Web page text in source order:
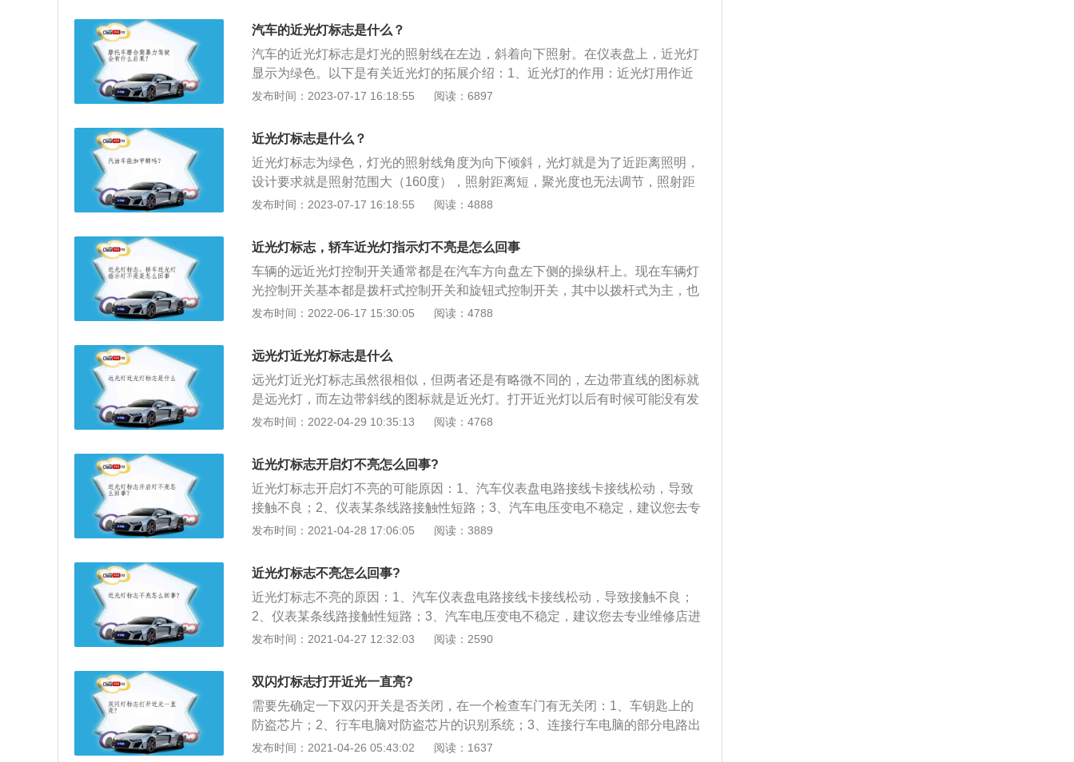
法顺序找出搭铁之处。
直开启；拨回来一个挡位，远光灯关闭，恢复近光灯；再往驾驶员方向拨动一个
挡位，临时远光闪灯，松开开关后，开关自动恢复到近光灯挡位。这个通常用来
提醒对面车道车辆，也就是远近光交替。
汽车的近光灯标志是什么？
汽车的近光灯标志是灯光的照射线在左边，斜着向下照射。在仪表盘上，近光灯
显示为绿色。以下是有关近光灯的拓展介绍：1、近光灯的作用：近光灯用作近
距离照明，照射范围大。使用近光灯便于驾驶人看清夜晚行车时汽车周围的路面
较暗或黎明曙光初现时开车，都必须打开近光灯。（2）如果赶上大雾、下雪或
大雨天气，视线受阴，那么即使在白天也必须打开近光灯。
发布时间：2023-07-17 16:18:55 阅读：6897
近光灯标志是什么？
近光灯标志为绿色，灯光的照射线角度为向下倾斜，光灯就是为了近距离照明，
设计要求就是照射范围大（160度），照射距离短，聚光度也无法调节，照射距
离约有30到40米左右，发出的光呈现发散状态，可以照到近处较大范围内的物
度为直的没有倾斜，根据灯丝的距离来调整光线的强弱，远光灯在其焦点上，发
出的光会平行射出，光线较为集中，亮度较大，可以照到很远很高的物体。
发布时间：2023-07-17 16:18:55 阅读：4888
近光灯标志，轿车近光灯指示灯不亮是怎么回事
车辆的远近光灯控制开关通常都是在汽车方向盘左下侧的操纵杆上。现在车辆灯
光控制开关基本都是拨杆式控制开关和旋钮式控制开关，其中以拨杆式为主，也
是最常见的。旋转灯光控制电路摇杆，换到近光灯部位，近光灯就可以开启。近
近光灯和远光灯的构造也是如此。汽车前大灯的灯光实际效果可以直接干扰晚间
行车驾车的操控和道路交通安全，因而世界各地交管单位通常都以国家法律方式
要求了车辆汽车前大灯的照明标准，以确保晚间行车的安全。轿车近光灯指示灯
不亮是怎么回事小汽车近光灯指示灯不亮通常是近光灯电灯泡出现了系统故障或
是近光灯控制电路出现了系统故障，亦或是部分电路出现了系统故障，车主需要
用到车灯。大灯有远光灯和近光，远光灯的照射间距更远，亮度也更高。近光灯
跟远光灯的区分：1、标志不一样：近光灯图标的灯光线条是朝下的；远光灯的
灯光线条是向前的。2、灯光实际效果不一样：近光灯照得比较近；远光灯照得
高、距离远，可以提高视线，扩大观察视野。
发布时间：2022-06-17 15:30:05 阅读：4788
远光灯近光灯标志是什么
远光灯近光灯标志虽然很相似，但两者还是有略微不同的，左边带直线的图标就
是远光灯，而左边带斜线的图标就是近光灯。打开近光灯以后有时候可能没有发
现仪表盘上面有近光灯的图标，这是因为很多厂商认为不需要所以省略这个显示
基本都在方向盘左侧就能完成了。唯一区别的是，有的近光灯开光是在左侧操纵
杆上的，有的是在左侧独立灯光旋钮上面。而远光灯开光大部分都是在左侧操纵
杆上的。
发布时间：2022-04-29 10:35:13 阅读：4768
近光灯标志开启灯不亮怎么回事?
近光灯标志开启灯不亮的可能原因：1、汽车仪表盘电路接线卡接线松动，导致
接触不良；2、仪表某条线路接触性短路；3、汽车电压变电不稳定，建议您去专
业维修店进行检测，避免不必要的麻烦。
发布时间：2021-04-28 17:06:05 阅读：3889
近光灯标志不亮怎么回事?
近光灯标志不亮的原因：1、汽车仪表盘电路接线卡接线松动，导致接触不良；
2、仪表某条线路接触性短路；3、汽车电压变电不稳定，建议您去专业维修店进
行检测，避免不必要的麻烦。
发布时间：2021-04-27 12:32:03 阅读：2590
双闪灯标志打开近光一直亮?
需要先确定一下双闪开关是否关闭，在一个检查车门有无关闭：1、车钥匙上的
防盗芯片；2、行车电脑对防盗芯片的识别系统；3、连接行车电脑的部分电路出
了问题，建议去4S检查；4、电子类故障，用备用钥匙试下，看故障是否存在。
发布时间：2021-04-26 05:43:02 阅读：1637